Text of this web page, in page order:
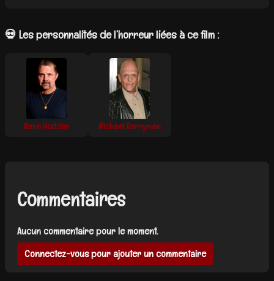
💀 Les personnalités de l’horreur liées à ce film :
Kane Hodder Michael Berryman
Commentaires
Aucun commentaire pour le moment.
Connectez-vous pour ajouter un commentaire